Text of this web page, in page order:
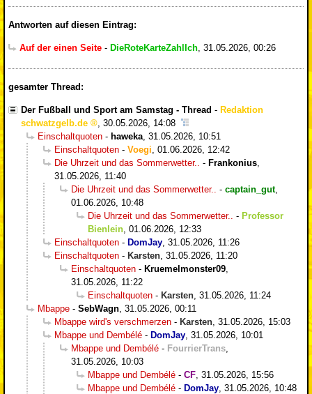
Antworten auf diesen Eintrag:
Auf der einen Seite - DieRoteKarteZahlIch, 31.05.2026, 00:26
gesamter Thread:
Der Fußball und Sport am Samstag - Thread - Redaktion
schwatzgelb.de
30.05.2026, 14:08
Einschaltquoten - haweka 31.05.2026, 10:51
Einschaltquoten - Voegi 01.06.2026, 12:42
Die Uhrzeit und das Sommerwetter..
- Frankonius
31.05.2026, 11:40
Die Uhrzeit und das Sommerwetter..
- captain_gut,
01.06.2026, 10:48
Die Uhrzeit und das Sommerwetter..
- Professor
Bienlein 01.06.2026, 12:33
Einschaltquoten - DomJay 31.05.2026, 11:26
Einschaltquoten - Karsten 31.05.2026, 11:20
Einschaltquoten - Kruemelmonster09
31.05.2026, 11:22
Einschaltquoten - Karsten 31.05.2026, 11:24
Mbappe - SebWagn 31.05.2026, 00:11
Mbappe wird's verschmerzen - Karsten 31.05.2026, 15:03
Mbappe und Dembélé - DomJay 31.05.2026, 10:01
Mbappe und Dembélé - FourrierTrans
31.05.2026, 10:03
Mbappe und Dembélé - CF 31.05.2026, 15:56
Mbappe und Dembélé - DomJay 31.05.2026, 10:48